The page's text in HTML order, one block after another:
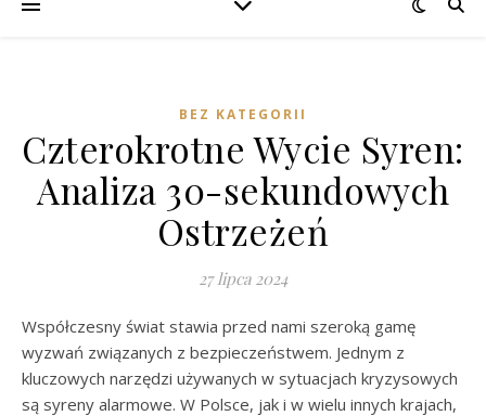
BEZ KATEGORII
Czterokrotne Wycie Syren:
Analiza 30-sekundowych
Ostrzeżeń
27 lipca 2024
Współczesny świat stawia przed nami szeroką gamę
wyzwań związanych z bezpieczeństwem. Jednym z
kluczowych narzędzi używanych w sytuacjach kryzysowych
są syreny alarmowe. W Polsce, jak i w wielu innych krajach,